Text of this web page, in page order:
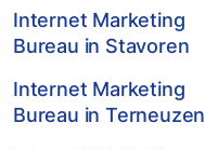
Internet Marketing
Bureau in Stavoren
Internet Marketing
Bureau in Terneuzen